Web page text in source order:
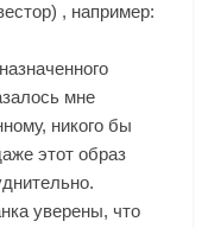
, например:
мне
никого бы
этот образ
уверены, что